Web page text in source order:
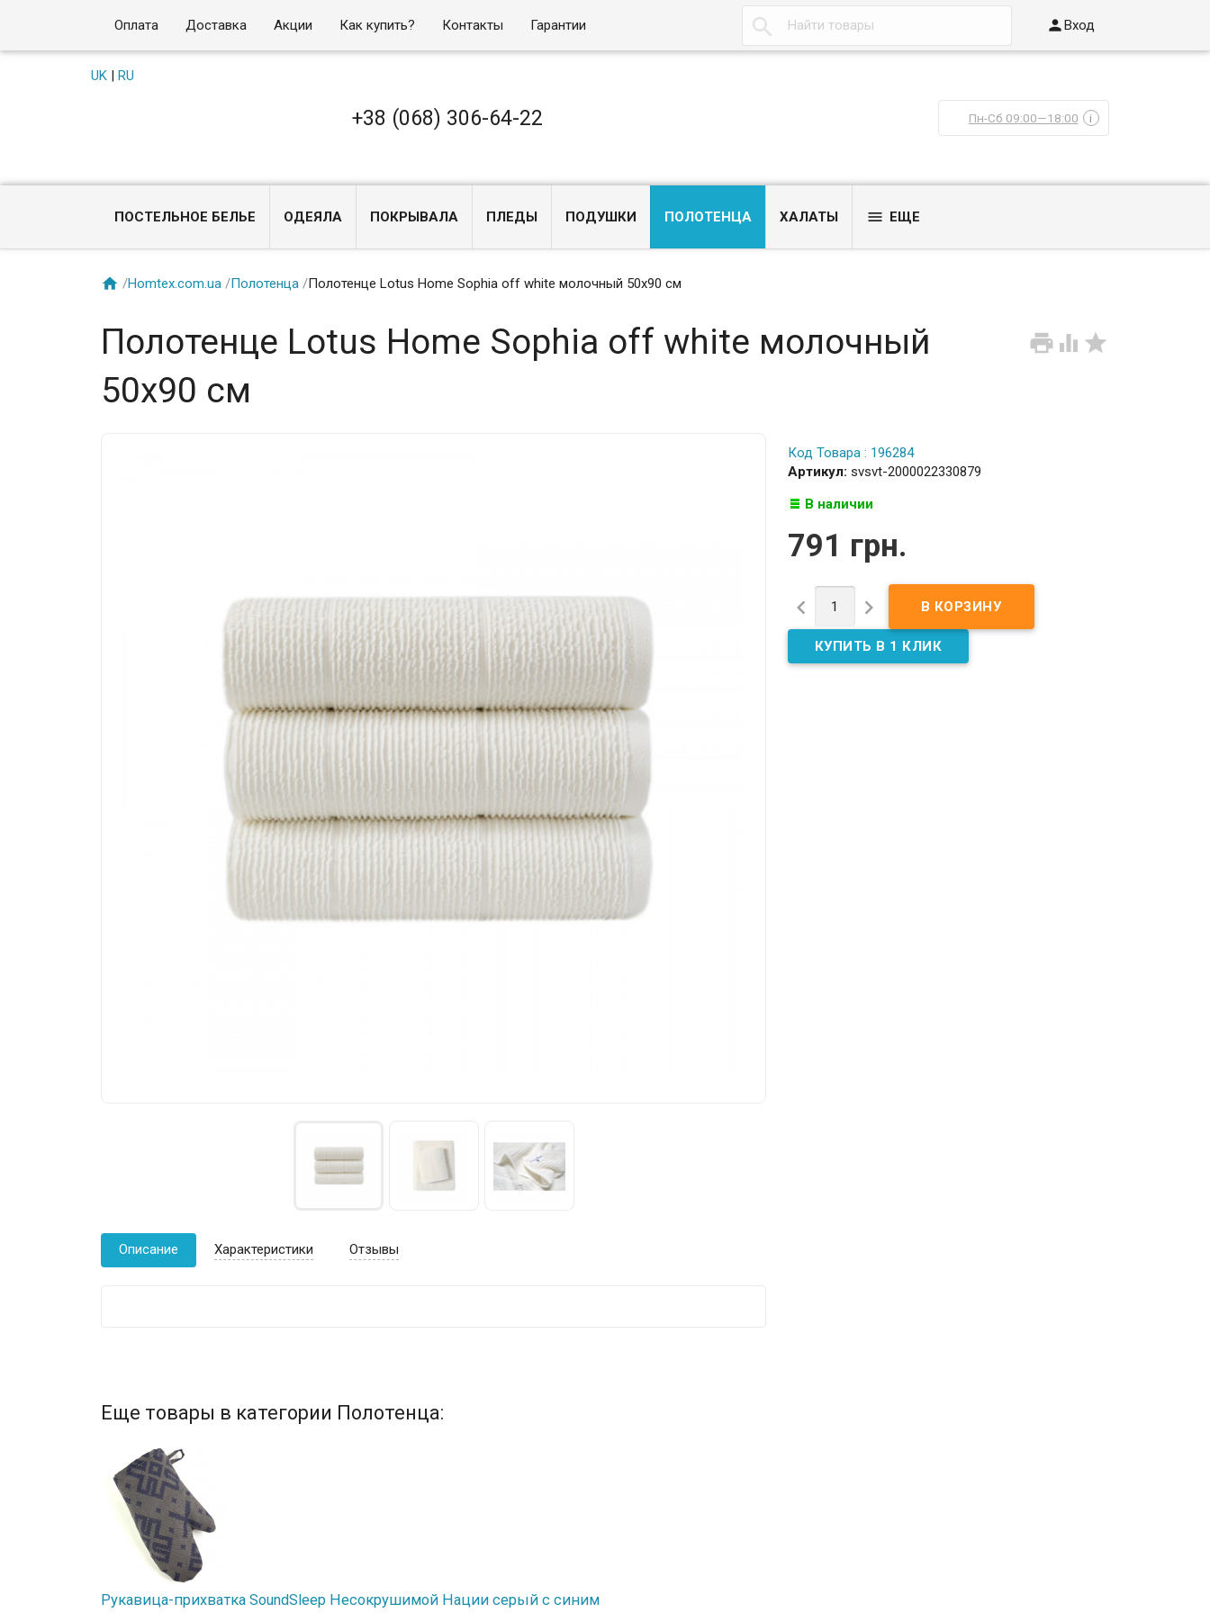
Оплата Доставка Акции Как купить? Контакты Гарантии  Вход
UK| RU
+38 (068) 306-64-22 Пн-Сб 09:00—18:00 i
ПОСТЕЛЬНОЕ БЕЛЬЕ ОДЕЯЛА ПОКРЫВАЛА ПЛЕДЫ ПОДУШКИ ПОЛОТЕНЦА ХАЛАТЫ  ЕЩЕ
 /Homtex.com.ua /Полотенца /Полотенце Lotus Home Sophia off white молочный 50х90 см
  
Полотенце Lotus Home Sophia off white молочный
50х90 см
Код Товара : 196284
Артикул: svsvt-2000022330879
В наличии
791 грн.
 
Описание Характеристики Отзывы
Еще товары в категории Полотенца:
Рукавица-прихватка SoundSleep Несокрушимой Нации серый с синим